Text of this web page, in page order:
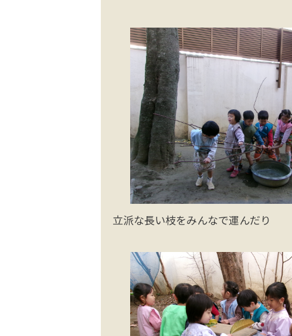
立派な長い枝をみんなで運んだり